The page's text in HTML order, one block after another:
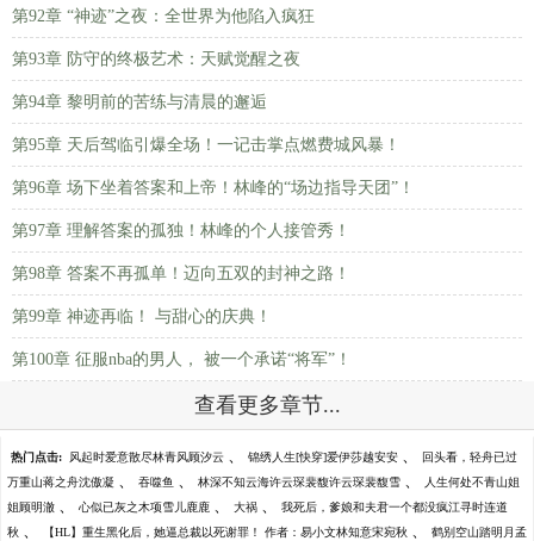
第92章 “神迹”之夜：全世界为他陷入疯狂
第93章 防守的终极艺术：天赋觉醒之夜
第94章 黎明前的苦练与清晨的邂逅
第95章 天后驾临引爆全场！一记击掌点燃费城风暴！
第96章 场下坐着答案和上帝！林峰的“场边指导天团”！
第97章 理解答案的孤独！林峰的个人接管秀！
第98章 答案不再孤单！迈向五双的封神之路！
第99章 神迹再临！ 与甜心的庆典！
第100章 征服nba的男人， 被一个承诺“将军”！
查看更多章节...
热门点击: 风起时爱意散尽林青风顾汐云 、 锦绣人生[快穿]爱伊莎越安安 、 回头看，轻舟已过
万重山蒋之舟沈傲凝 、 吞噬鱼 、 林深不知云海许云琛裴馥许云琛裴馥雪 、 人生何处不青山姐
姐顾明澈 、 心似已灰之木项雪儿鹿鹿 、 大祸 、 我死后，爹娘和夫君一个都没疯江寻时连道
秋 、 【HL】重生黑化后，她逼总裁以死谢罪！ 作者：易小文林知意宋宛秋 、 鹤别空山踏明月孟